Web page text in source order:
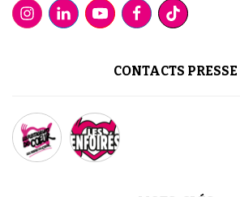
CONTACTS PRESSE